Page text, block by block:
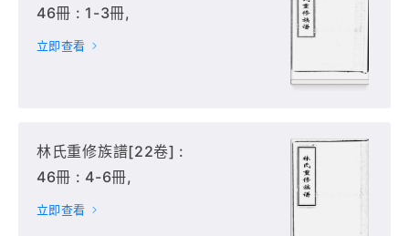
46冊 : 1-3冊,
立即查看
林氏重修族譜[22卷] :
46冊 : 4-6冊,
立即查看